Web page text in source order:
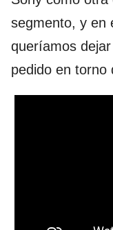
segmento, y en
queríamos
pedido en torno